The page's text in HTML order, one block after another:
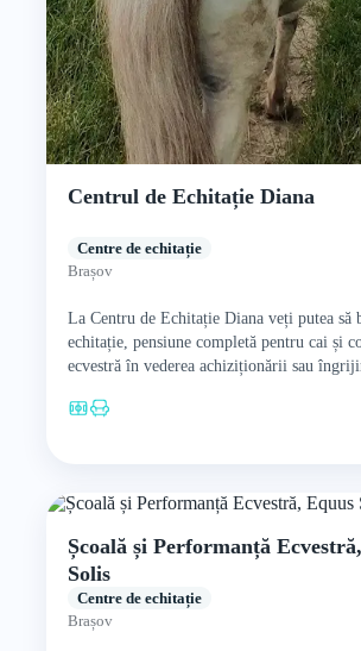
Centrul de Echitație Diana
Centre de echitație
Brașov
La Centru de Echitație Diana veți putea să
echitație, pensiune completă pentru cai și
ecvestră în vederea achiziționării sau
Școală și Performanță
Solis
Centre de echitație
Brașov